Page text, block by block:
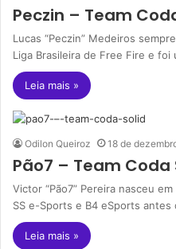
Peczin – Team
Lucas “Peczin” Medeiros
Liga Brasileira de Free Fire e
Leia mais »
Odilon Queiroz 18 de
Pão7 – Team Coda
Victor “Pão7” Pereira nasceu
SS e-Sports e B4 eSports antes
Leia mais »